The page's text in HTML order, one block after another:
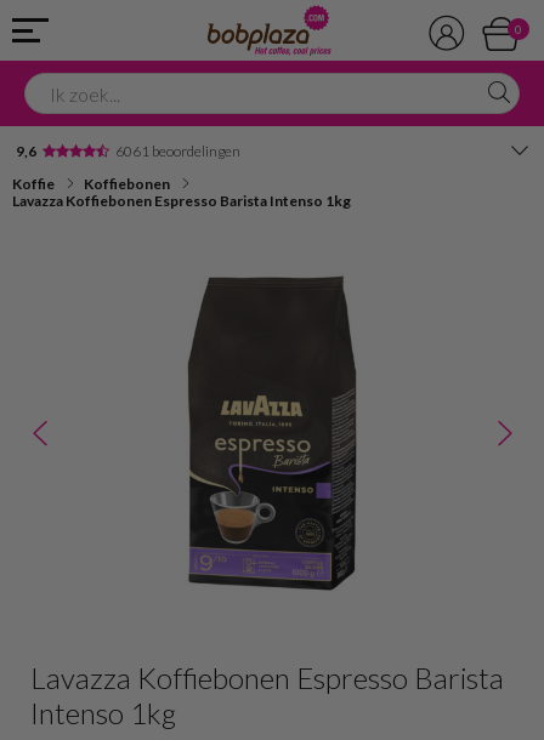
0
9,6 6061 beoordelingen
Avondbezorging
Koffie
Koffiebonen
Lavazza Koffiebonen Espresso Barista Intenso 1kg
Lavazza Koffiebonen Espresso Barista
Intenso 1kg